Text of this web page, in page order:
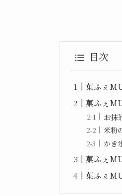
目次
菓ふぇ
菓ふぇ
お抹
米粉
かき
菓ふぇ
菓ふぇ